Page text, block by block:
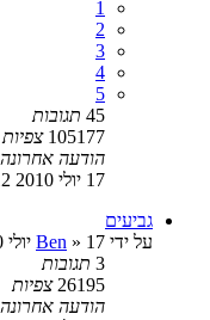
1
2
3
4
5
45 תגובות
105177 צפיות
הודעה אחרונה
17 יולי 2010 02:12
גביעים
על ידי
Ben » 17 יולי 2010 01:01
3 תגובות
26195 צפיות
הודעה אחרונה